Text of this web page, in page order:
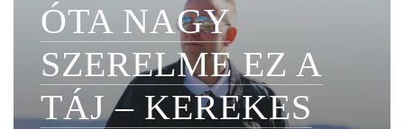
ÓTA NAGY
SZERELME EZ A
TÁJ – KEREKES